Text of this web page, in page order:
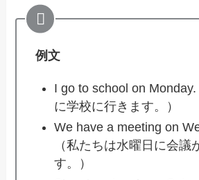
例文
I go to school on
に学校に行きます。）
We have a meeting on
（私たちは水曜日に会議
す。）